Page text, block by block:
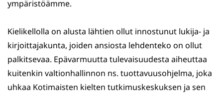
ympäristöämme.
Kielikellolla on alusta lähtien ollut innostunut lukija- ja
kirjoittajakunta, joiden ansiosta lehdenteko on ollut
palkitsevaa. Epävarmuutta tulevaisuudesta aiheuttaa
kuitenkin valtionhallinnon ns. tuottavuusohjelma, joka
uhkaa Kotimaisten kielten tutkimuskeskuksen ja sen